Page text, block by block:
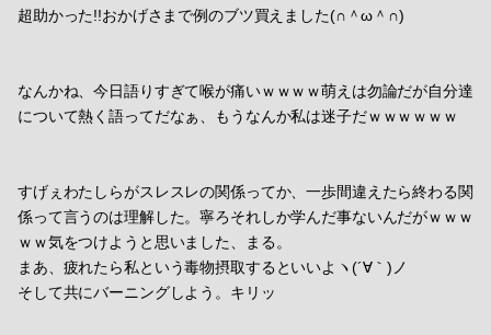
超助かった!!おかげさまで例のブツ買えました(∩＾ω＾∩)
なんかね、今日語りすぎて喉が痛いｗｗｗｗ萌えは勿論だが自分達
について熱く語ってだなぁ、もうなんか私は迷子だｗｗｗｗｗｗ
すげぇわたしらがスレスレの関係ってか、一歩間違えたら終わる関
係って言うのは理解した。寧ろそれしか学んだ事ないんだがｗｗｗ
ｗｗ気をつけようと思いました、まる。
まあ、疲れたら私という毒物摂取するといいよヽ(´∀｀)ノ
そして共にバーニングしよう。キリッ